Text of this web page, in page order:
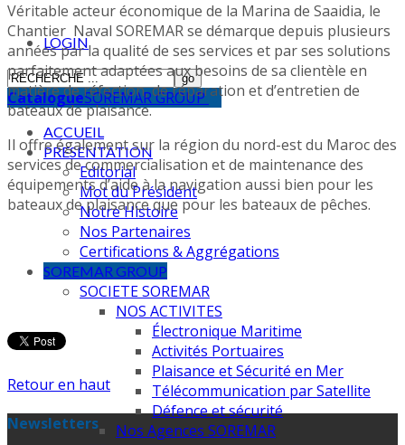
LOGIN
CatalogueSOREMAR GROUP
ACCUEIL
PRESENTATION
Editorial
Mot du Président
Notre Histoire
Nos Partenaires
Certifications & Aggrégations
SOREMAR GROUP
SOCIETE SOREMAR
NOS ACTIVITES
Électronique Maritime
Activités Portuaires
Plaisance et Sécurité en Mer
Télécommunication par Satellite
Défence et sécurité
Nos Agences SOREMAR
Véritable acteur économique de la Marina de Saaidia, le
Chantier Naval SOREMAR se démarque depuis plusieurs
années par la qualité de ses services et par ses solutions
parfaitement adaptées aux besoins de sa clientèle en
matière de réfection, de réparation et d’entretien de
bateaux de plaisance.
Il offre également sur la région du nord-est du Maroc des
services de commercialisation et de maintenance des
équipements d’aide à la navigation aussi bien pour les
bateaux de plaisance que pour les bateaux de pêches.
Retour en haut
Newsletters